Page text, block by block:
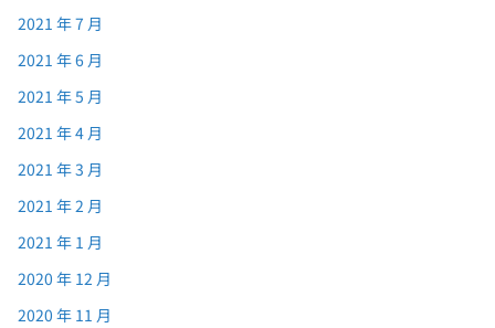
2021 年 7 月
2021 年 6 月
2021 年 5 月
2021 年 4 月
2021 年 3 月
2021 年 2 月
2021 年 1 月
2020 年 12 月
2020 年 11 月